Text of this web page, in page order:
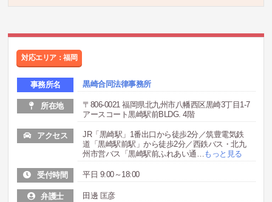
対応エリア：福岡
事務所名 黒崎合同法律事務所
所在地
〒806-0021 福岡県北九州市八幡西区黒崎3丁目1-7
アースコート黒崎駅前BLDG. 4階
アクセス
JR「黒崎駅」1番出口から徒歩2分／筑豊電気鉄
道「黒崎駅前駅」から徒歩2分／西鉄バス・北九
州市営バス「黒崎駅前ふれあい通
もっと見る
受付時間 平日 9:00～18:00
弁護士 田邊 匡彦